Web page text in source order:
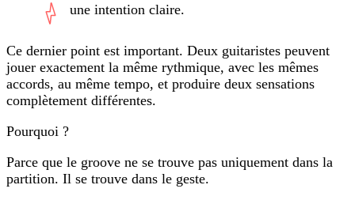
une intention claire.
Ce dernier point est important. Deux guitaristes peuvent
jouer exactement la même rythmique, avec les mêmes
accords, au même tempo, et produire deux sensations
complètement différentes.
Pourquoi ?
Parce que le groove ne se trouve pas uniquement dans la
partition. Il se trouve dans le geste.